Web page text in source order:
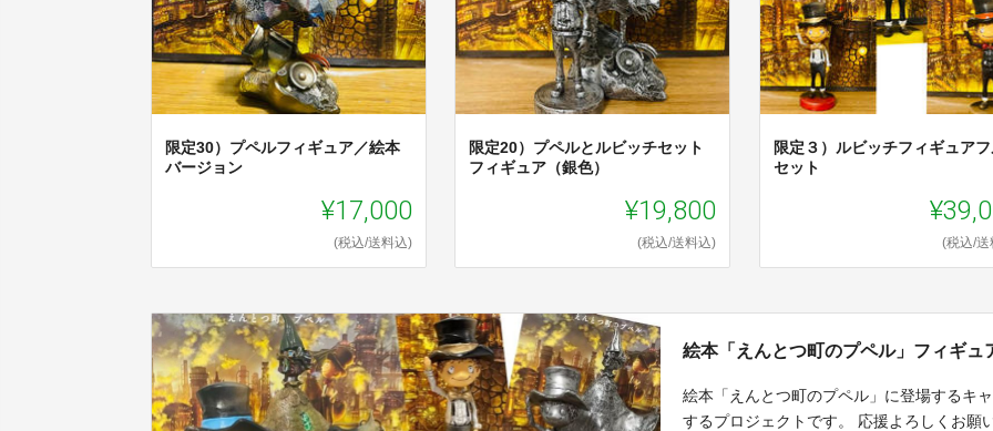
限定30）プペルフィギュア／絵本
バージョン
¥17,000
(税込/送料込)
限定20）プペルとルビッチセット
フィギュア（銀色）
¥19,800
(税込/送料込)
限定３）ルビッチフィギュア
セット
(税込/送
絵本「えんとつ町のプペル」フィギュ
絵本「えんとつ町のプペル」に登場するキ
するプロジェクトです。 応援よろしくお願